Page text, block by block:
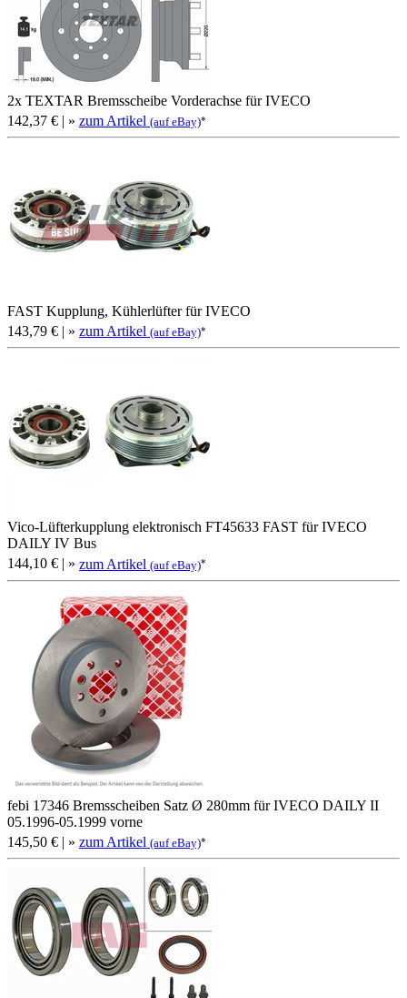
2x TEXTAR Bremsscheibe Vorderachse für IVECO
142,37 € | » zum Artikel (auf eBay)*
FAST Kupplung, Kühlerlüfter für IVECO
143,79 € | » zum Artikel (auf eBay)*
Vico-Lüfterkupplung elektronisch FT45633 FAST für IVECO
DAILY IV Bus
144,10 € | » zum Artikel (auf eBay)*
febi 17346 Bremsscheiben Satz Ø 280mm für IVECO DAILY II
05.1996-05.1999 vorne
145,50 € | » zum Artikel (auf eBay)*